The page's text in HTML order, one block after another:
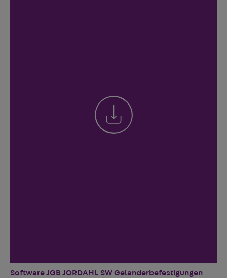
Software JGB JORDAHL SW Gelanderbefestigungen